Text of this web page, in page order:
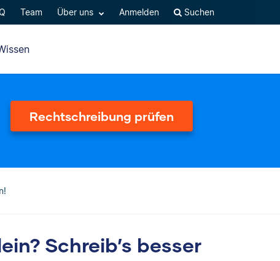
Team Über uns Anmelden Suchen
Rechtschreibung prüfen
Schreib’s besser